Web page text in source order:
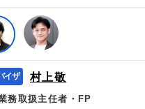
村上敬
務取扱主任者・FP